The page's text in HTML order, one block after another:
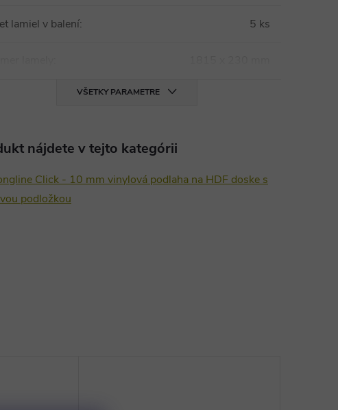
lamiel v balení: 5 ks
VŠETKY PARAMETRE
nájdete v tejto kategórii
Click - 10 mm vinylová podlaha na HDF doske s
podložkou